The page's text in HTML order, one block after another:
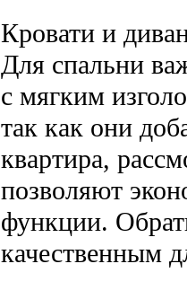
Кровати и
Для спальни
с мягким
так как они
квартира,
позволяют
функции.
качественным